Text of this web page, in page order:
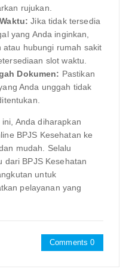
rujukan.
Jika tidak tersedia
yang Anda inginkan,
atau hubungi rumah sakit
slot waktu.
Dokumen: Pastikan
Anda unggah tidak
Anda diharapkan
BPJS Kesehatan ke
mudah. Selalu
dari BPJS Kesehatan
untuk
pelayanan yang
Comments 0